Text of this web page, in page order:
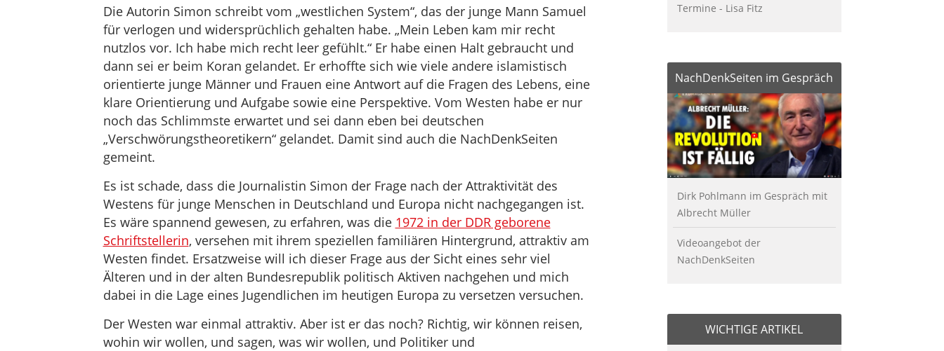
die
Lautstärke
zu
regeln.
Die Autorin Simon schreibt vom „westlichen System“, das der junge Mann Samuel
für verlogen und widersprüchlich gehalten habe. „Mein Leben kam mir recht
nutzlos vor. Ich habe mich recht leer gefühlt.“ Er habe einen Halt gebraucht und
dann sei er beim Koran gelandet. Er erhoffte sich wie viele andere islamistisch
orientierte junge Männer und Frauen eine Antwort auf die Fragen des Lebens, eine
klare Orientierung und Aufgabe sowie eine Perspektive. Vom Westen habe er nur
noch das Schlimmste erwartet und sei dann eben bei deutschen
„Verschwörungstheoretikern“ gelandet. Damit sind auch die NachDenkSeiten
gemeint.
Es ist schade, dass die Journalistin Simon der Frage nach der Attraktivität des
Westens für junge Menschen in Deutschland und Europa nicht nachgegangen ist.
Es wäre spannend gewesen, zu erfahren, was die 1972 in der DDR geborene
Schriftstellerin, versehen mit ihrem speziellen familiären Hintergrund, attraktiv am
Westen findet. Ersatzweise will ich dieser Frage aus der Sicht eines sehr viel
Älteren und in der alten Bundesrepublik politisch Aktiven nachgehen und mich
dabei in die Lage eines Jugendlichen im heutigen Europa zu versetzen versuchen.
Der Westen war einmal attraktiv. Aber ist er das noch? Richtig, wir können reisen,
wohin wir wollen, und sagen, was wir wollen, und Politiker und
Termine - Lisa Fitz
NachDenkSeiten im Gespräch
Dirk Pohlmann im Gespräch mit
Albrecht Müller
Videoangebot der
NachDenkSeiten
WICHTIGE ARTIKEL